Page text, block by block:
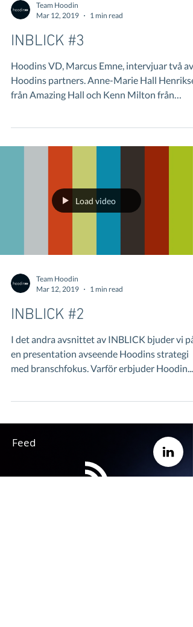
Team Hoodin
Mar 12, 2019
1 min read
INBLICK #3
Hoodins VD, Marcus Emne, intervjuar två av
Hoodins partners. Anne-Marie Hall
från Amazing Hall och Kenn Milton från
Load video
Team Hoodin
Mar 12, 2019
1 min read
INBLICK #2
I det andra avsnittet av INBLICK bjuder vi på
en presentation avseende Hoodins strategi
med branschfokus. Varför erbjuder Hoodin...
Feed